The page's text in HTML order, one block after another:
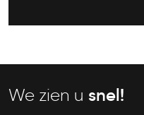
We zien u snel!